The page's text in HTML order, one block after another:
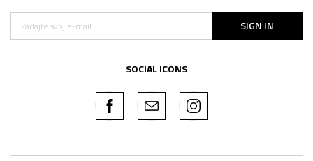
SIGN IN
SOCIAL ICONS